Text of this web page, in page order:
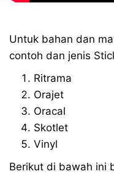
Untuk bahan dan
contoh dan jenis
Ritrama
Orajet
Oracal
Skotlet
Vinyl
Berikut di bawah ini